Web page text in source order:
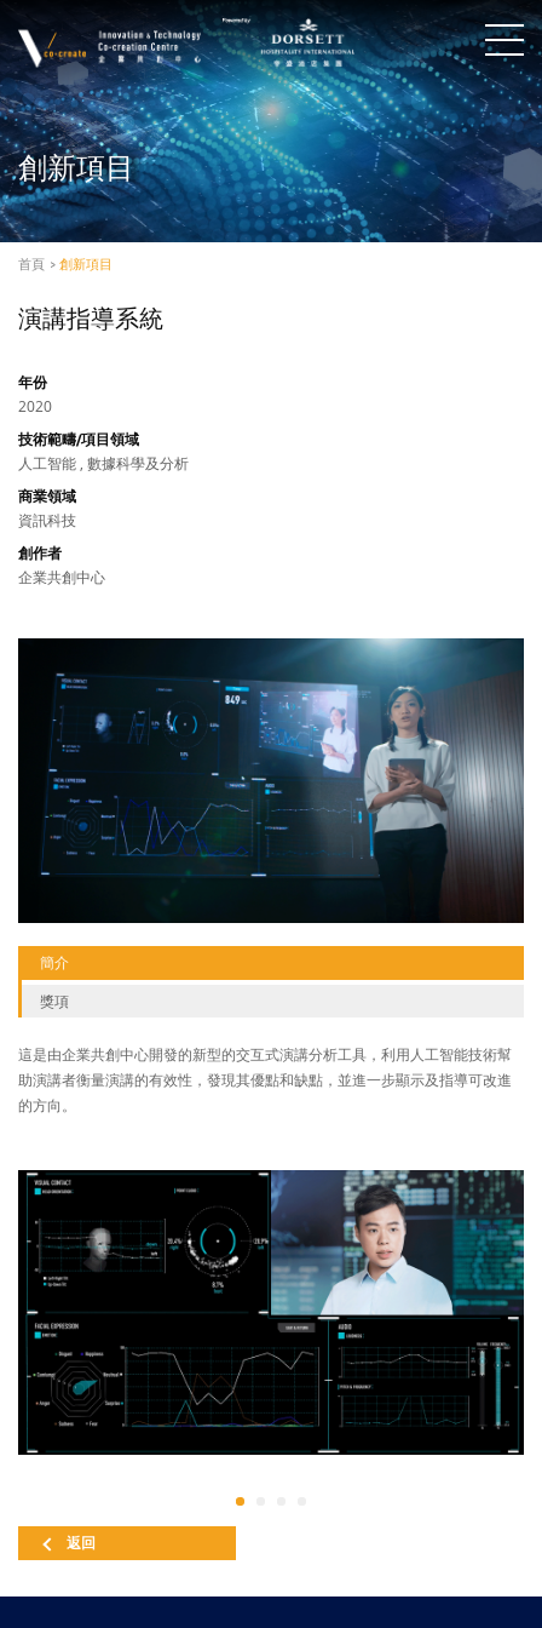
創新項目
首頁 > 創新項目
演講指導系統
年份
2020
技術範疇/項目領域
人工智能 , 數據科學及分析
商業領域
資訊科技
創作者
企業共創中心
簡介
獎項
這是由企業共創中心開發的新型的交互式演講分析工具，利用人工智能技術幫
助演講者衡量演講的有效性，發現其優點和缺點，並進一步顯示及指導可改進
的方向。
返回